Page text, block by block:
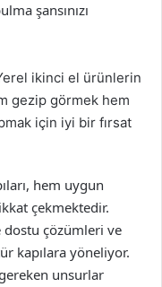
şansınızı
ikinci el ürünlerin
gezip görmek hem
için iyi bir fırsat
hem uygun
çekmektedir.
dostu çözümleri ve
kapılara yöneliyor.
unsurlar